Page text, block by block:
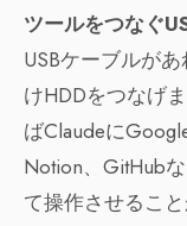
ツールをつなぐ
USBケーブルが
けHDDをつなげ
ばClaudeに
Notion、GitHub
て操作させること